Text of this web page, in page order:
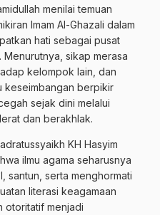
menilai temuan
Imam Al-Ghazali dalam
hati sebagai pusat
sikap merasa
kelompok lain, dan
keseimbangan berpikir
sejak dini melalui
dan berakhlak.
KH Hasyim
ilmu agama seharusnya
santun, serta menghormati
literasi keagamaan
otoritatif menjadi